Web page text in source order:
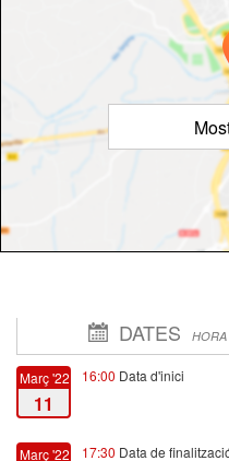
DATES HORA
Març '22
11
16:00 Data d'inici
Març '22 17:30 Data de